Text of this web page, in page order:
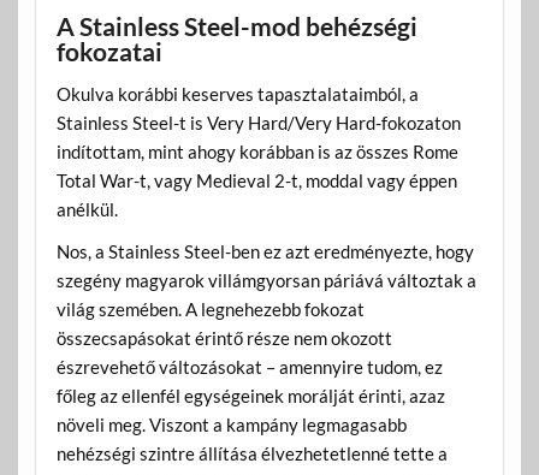
A Stainless Steel-mod behézségi
fokozatai
Okulva korábbi keserves tapasztalataimból, a
Stainless Steel-t is Very Hard/Very Hard-fokozaton
indítottam, mint ahogy korábban is az összes Rome
Total War-t, vagy Medieval 2-t, moddal vagy éppen
anélkül.
Nos, a Stainless Steel-ben ez azt eredményezte, hogy
szegény magyarok villámgyorsan páriává változtak a
világ szemében. A legnehezebb fokozat
összecsapásokat érintő része nem okozott
észrevehető változásokat – amennyire tudom, ez
főleg az ellenfél egységeinek morálját érinti, azaz
növeli meg. Viszont a kampány legmagasabb
nehézségi szintre állítása élvezhetetlenné tette a